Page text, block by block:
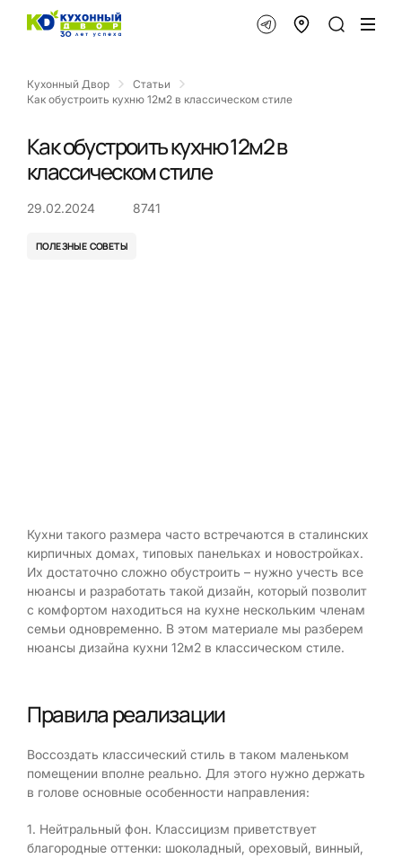
Кухонный Двор
Статьи
Как обустроить кухню 12м2 в классическом стиле
Как обустроить кухню 12м2 в
классическом стиле
29.02.2024 8741
ПОЛЕЗНЫЕ СОВЕТЫ
Кухни такого размера часто встречаются в сталинских
кирпичных домах, типовых панельках и новостройках.
Их достаточно сложно обустроить – нужно учесть все
нюансы и разработать такой дизайн, который позволит
с комфортом находиться на кухне нескольким членам
семьи одновременно. В этом материале мы разберем
нюансы дизайна кухни 12м2 в классическом стиле.
Правила реализации
Воссоздать классический стиль в таком маленьком
помещении вполне реально. Для этого нужно держать
в голове основные особенности направления:
1. Нейтральный фон. Классицизм приветствует
благородные оттенки: шоколадный, ореховый, винный,